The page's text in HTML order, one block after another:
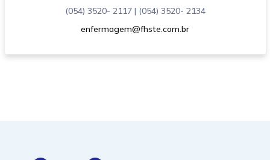
(054) 3520- 2117 | (054) 3520- 2134
enfermagem@fhste.com.br